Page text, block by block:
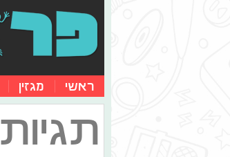
ראשי מגזין
תגיות